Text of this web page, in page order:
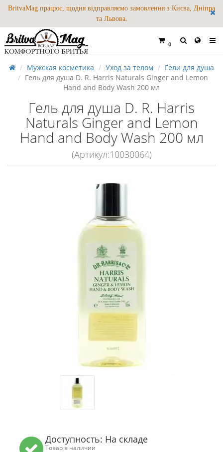
BritvaMag працює, щодня відправляємо замовлення з Києва, Дніпра
та Львова.
0
Мужская косметика Уход за телом
Гели для душа
Гель для душа D. R. Harris Naturals Ginger and Lemon
Hand and Body Wash 200 мл
Гель для душа D. R. Harris
Naturals Ginger and Lemon
Hand and Body Wash 200 мл
(Артикул:10030064)
Доступность: На складе
Товар в наличии